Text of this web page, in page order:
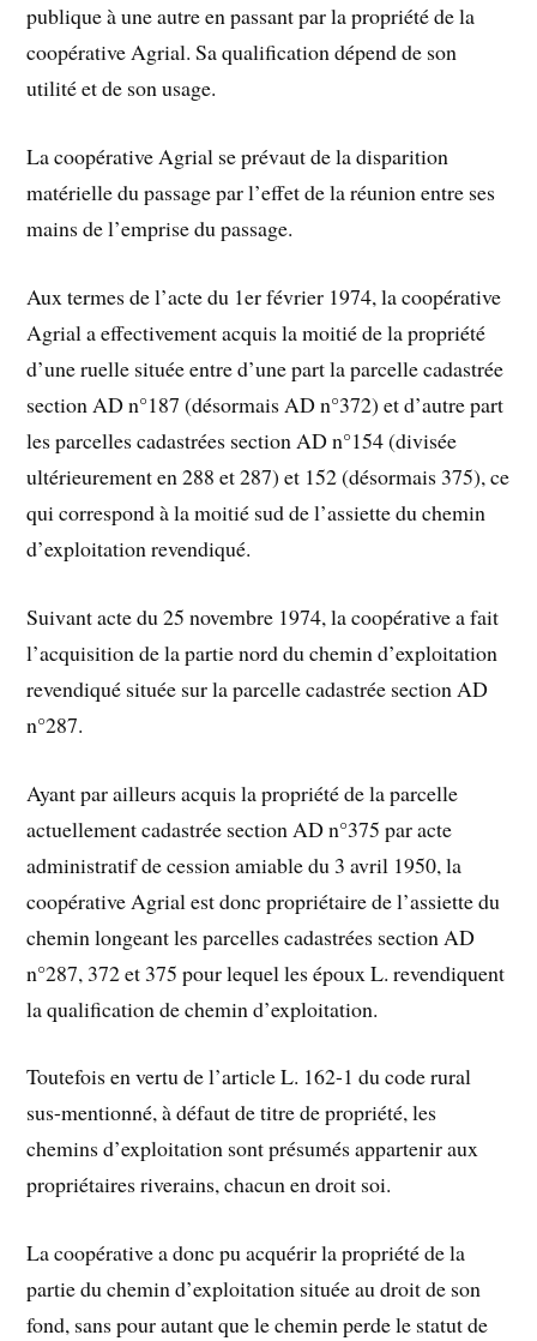
publique à une autre en passant par la propriété de la
coopérative Agrial. Sa qualification dépend de son
utilité et de son usage.
La coopérative Agrial se prévaut de la disparition
matérielle du passage par l’effet de la réunion entre ses
mains de l’emprise du passage.
Aux termes de l’acte du 1er février 1974, la coopérative
Agrial a effectivement acquis la moitié de la propriété
d’une ruelle située entre d’une part la parcelle cadastrée
section AD n°187 (désormais AD n°372) et d’autre part
les parcelles cadastrées section AD n°154 (divisée
ultérieurement en 288 et 287) et 152 (désormais 375), ce
qui correspond à la moitié sud de l’assiette du chemin
d’exploitation revendiqué.
Suivant acte du 25 novembre 1974, la coopérative a fait
l’acquisition de la partie nord du chemin d’exploitation
revendiqué située sur la parcelle cadastrée section AD
n°287.
Ayant par ailleurs acquis la propriété de la parcelle
actuellement cadastrée section AD n°375 par acte
administratif de cession amiable du 3 avril 1950, la
coopérative Agrial est donc propriétaire de l’assiette du
chemin longeant les parcelles cadastrées section AD
n°287, 372 et 375 pour lequel les époux L. revendiquent
la qualification de chemin d’exploitation.
Toutefois en vertu de l’article L. 162-1 du code rural
sus-mentionné, à défaut de titre de propriété, les
chemins d’exploitation sont présumés appartenir aux
propriétaires riverains, chacun en droit soi.
La coopérative a donc pu acquérir la propriété de la
partie du chemin d’exploitation située au droit de son
fond, sans pour autant que le chemin perde le statut de